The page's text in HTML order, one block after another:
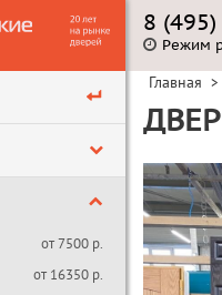
от 7500 р.
от 16350 р.
8
Режим
Главная >